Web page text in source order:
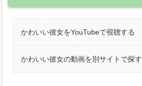
かわいい彼女をYouTubeで視聴する
かわいい彼女の動画を別サイトで探す